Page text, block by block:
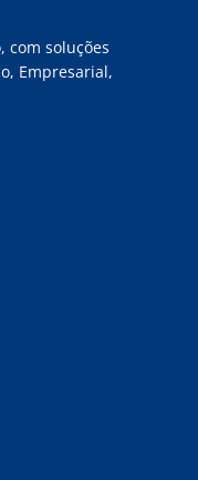
com soluções
Empresarial,